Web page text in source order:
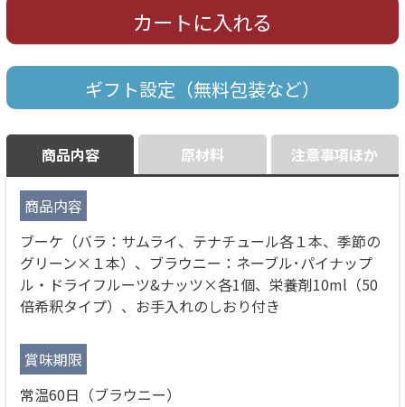
カートに入れる
ギフト設定（無料包装など）
商品内容
商品内容
ブーケ（バラ：サムライ、テナチュール各１本、季節の
グリーン×１本）、ブラウニー：ネーブル･パイナップ
ル・ドライフルーツ&ナッツ×各1個、栄養剤10ml（50
倍希釈タイプ）、お手入れのしおり付き
賞味期限
常温60日（ブラウニー）
原材料 注意事項ほか